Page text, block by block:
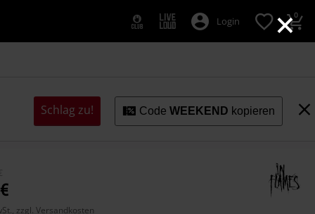
×
Login 0
Schlag zu! CodeWEEKEND kopieren
zzgl. Versandkosten